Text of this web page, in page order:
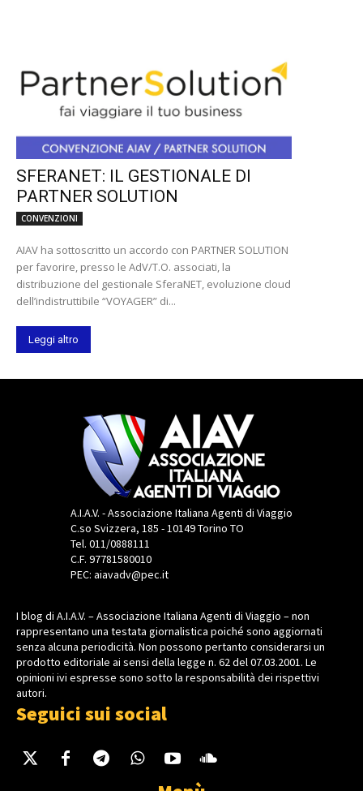
SFERANET: IL GESTIONALE DI
PARTNER SOLUTION
CONVENZIONI
AIAV ha sottoscritto un accordo con PARTNER SOLUTION
per favorire, presso le AdV/T.O. associati, la
distribuzione del gestionale SferaNET, evoluzione cloud
dell’indistruttibile “VOYAGER” di...
Leggi altro
A.I.A.V. - Associazione Italiana Agenti di Viaggio
C.so Svizzera, 185 - 10149 Torino TO
Tel. 011/0888111
C.F. 97781580010
PEC: aiavadv@pec.it
I blog di A.I.A.V. – Associazione Italiana Agenti di Viaggio – non
rappresentano una testata giornalistica poiché sono aggiornati
senza alcuna periodicità. Non possono pertanto considerarsi un
prodotto editoriale ai sensi della legge n. 62 del 07.03.2001. Le
opinioni ivi espresse sono sotto la responsabilità dei rispettivi
autori.
Seguici sui social